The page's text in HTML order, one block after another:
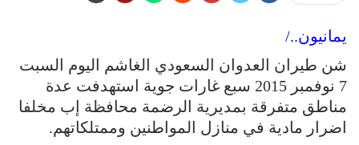
يمانيون../
شن طيران العدوان السعودي الغاشم اليوم السبت
7 نوفمبر 2015 سبع غارات جوية استهدفت عدة
مناطق متفرقة بمديرية الرضمة محافظة إب مخلفا
اضرار مادية في منازل المواطنين وممتلكاتهم.